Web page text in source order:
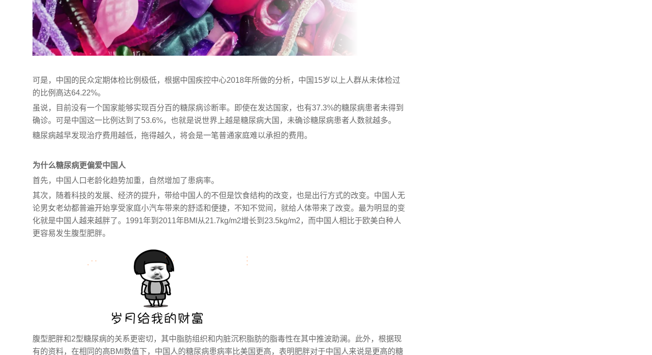
可是，中国的民众定期体检比例极低，根据中国疾控中心2018年所做的分析，中国15岁以上人群从未体检过
的比例高达64.22%。
虽说，目前没有一个国家能够实现百分百的糖尿病诊断率。即使在发达国家，也有37.3%的糖尿病患者未得到
确诊。可是中国这一比例达到了53.6%，也就是说世界上越是糖尿病大国，未确诊糖尿病患者人数就越多。
糖尿病越早发现治疗费用越低，拖得越久，将会是一笔普通家庭难以承担的费用。
为什么糖尿病更偏爱中国人
首先，中国人口老龄化趋势加重，自然增加了患病率。
其次，随着科技的发展、经济的提升，带给中国人的不但是饮食结构的改变，也是出行方式的改变。中国人无
论男女老幼都普遍开始享受家庭小汽车带来的舒适和便捷，不知不觉间，就给人体带来了改变。最为明显的变
化就是中国人越来越胖了。1991年到2011年BMI从21.7kg/m2增长到23.5kg/m2，而中国人相比于欧美白种人
更容易发生腹型肥胖。
腹型肥胖和2型糖尿病的关系更密切，其中脂肪组织和内脏沉积脂肪的脂毒性在其中推波助澜。此外，根据现
有的资料，在相同的高BMI数值下，中国人的糖尿病患病率比美国更高，表明肥胖对于中国人来说是更高的糖